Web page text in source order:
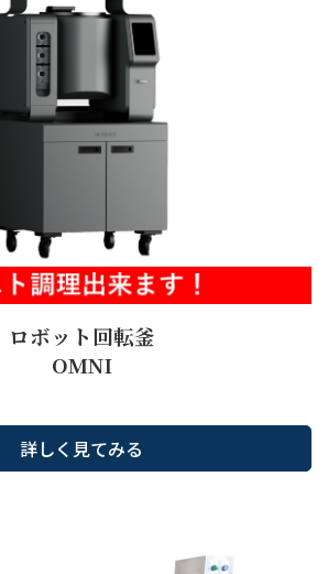
ロボット回転釜
OMNI
詳しく見てみる